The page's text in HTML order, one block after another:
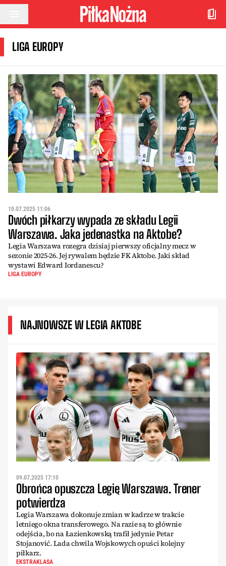
Przejdź do treści
LIGA EUROPY
10.07.2025 11:06
Dwóch piłkarzy wypada ze składu Legii
Warszawa. Jaka jedenastka na Aktobe?
Legia Warszawa rozegra dzisiaj pierwszy oficjalny mecz w
sezonie 2025-26. Jej rywalem będzie FK Aktobe. Jaki skład
wystawi Edward Iordanescu?
LIGA EUROPY
NAJNOWSZE W LEGIA AKTOBE
09.07.2025 17:10
Obrońca opuszcza Legię Warszawa. Trener
potwierdza
Legia Warszawa dokonuje zmian w kadrze w trakcie
letniego okna transferowego. Na razie są to głównie
odejścia, bo na Łazienkowską trafił jedynie Petar
Stojanović. Lada chwila Wojskowych opuści kolejny
piłkarz.
EKSTRAKLASA